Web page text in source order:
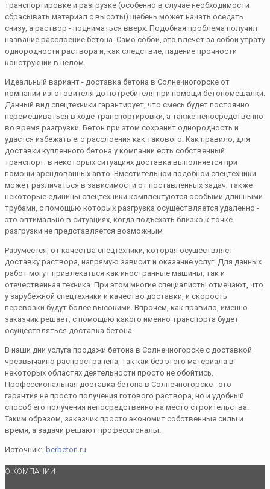
транспортировке и разгрузке (особенно в случае необходимости
сбрасывать материал с высоты) щебень может начать оседать
снизу, а раствор - подниматься вверх. Подобная проблема получил
название расслоение бетона. Само собой, это влечет за собой утрату
однородности раствора и, как следствие, падение прочности
конструкции в целом.
Идеальный вариант - доставка бетона в Солнечногорске от
компании-изготовителя до потребителя при помощи бетономешалки.
Данный вид спецтехники гарантирует, что смесь будет постоянно
перемешиваться в ходе транспортировки, а также непосредственно
во время разгрузки. Бетон при этом сохранит однородность и
удастся избежать его расслоения как такового. Как правило, для
доставки купленного бетона у компании есть собственный
транспорт; в некоторых ситуациях доставка выполняется при
помощи арендованных авто. Вместительной подобной спецтехники
может различаться в зависимости от поставленных задач; также
некоторые единицы спецтехники комплектуются особыми длинными
трубами, с помощью которых разгрузка осуществляется удаленно -
это оптимально в ситуациях, когда подъехать близко к точке
разгрузки не представляется возможным
Разумеется, от качества спецтехники, которая осуществляет
доставку раствора, напрямую зависит и оказание услуг. Для данных
работ могут привлекаться как иностранные машины, так и
отечественная техника. При этом многие специалисты отмечают, что
у зарубежной спецтехники и качество доставки, и скорость
перевозки будут более высокими. Впрочем, как правило, именно
заказчик решает, с помощью какого именно транспорта будет
осуществляться доставка бетона.
В наши дни услуга продажи бетона в Солнечногорске с доставкой
чрезвычайно распространена, так как без этого материала в
некоторых областях деятельности просто не обойтись.
Профессиональная доставка бетона в Солнечногорске - это
гарантия не просто получения готового раствора, но и удобный
способ его получения непосредственно на место строительства.
Таким образом, заказчик просто экономит собственные силы и
время, а задачи решают профессионалы.
Источник: berbeton.ru
О КОМПАНИИ